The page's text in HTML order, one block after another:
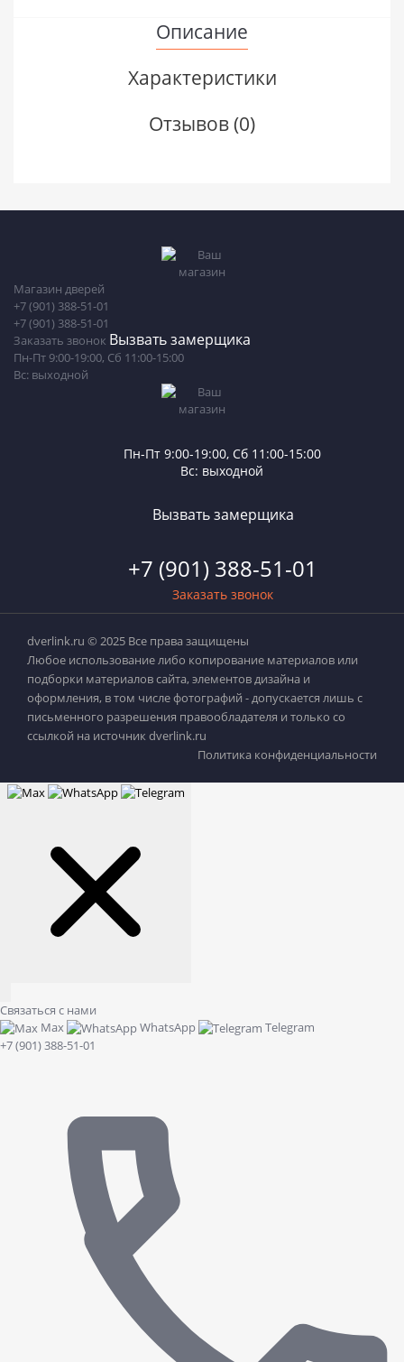
Описание
Характеристики
Отзывов (0)
Магазин дверей
+7 (901) 388-51-01
+7 (901) 388-51-01
Заказать звонок Вызвать замерщика
Пн-Пт 9:00-19:00, Сб 11:00-15:00
Вс: выходной
Пн-Пт 9:00-19:00, Сб 11:00-15:00
Вс: выходной
Вызвать замерщика
+7 (901) 388-51-01
Заказать звонок
dverlink.ru © 2025 Все права защищены
Любое использование либо копирование материалов или
подборки материалов сайта, элементов дизайна и
оформления, в том числе фотографий - допускается лишь с
письменного разрешения правообладателя и только со
ссылкой на источник dverlink.ru
Политика конфиденциальности
Связаться с нами
Max
WhatsApp
Telegram
+7 (901) 388-51-01